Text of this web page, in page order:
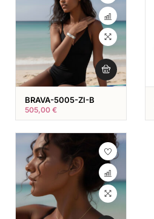
BRAVA-5005-ZI-B
505,00 €